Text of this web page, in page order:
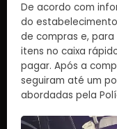
De acordo com
do
de compras e,
itens no caixa
pagar. Após a
seguiram até um
abordadas pela